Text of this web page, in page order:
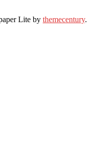
Lite by themecentury.